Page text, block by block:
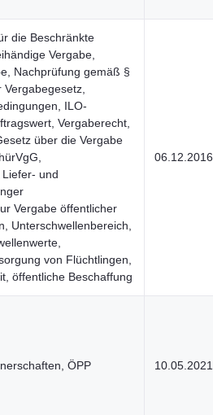
die Beschränkte
Vergabe,
Nachprüfung gemäß §
ILO-
Vergaberecht,
über die Vergabe
und
Vergabe öffentlicher
Unterschwellenbereich,
von Flüchtlingen,
öffentliche Beschaffung
06.12.2016
ÖPP 10.05.2021